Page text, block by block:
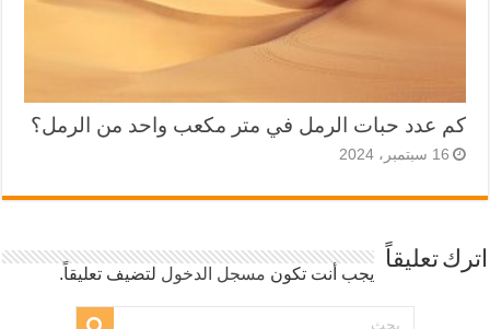
كم عدد حبات الرمل في متر مكعب واحد من الرمل؟
16 سبتمبر، 2024
اترك تعليقاً
يجب أنت تكون مسجل الدخول لتضيف تعليقاً.